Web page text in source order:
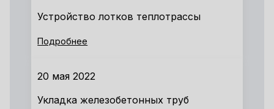
Устройство лотков теплотрассы
Подробнее
20 мая 2022
Укладка железобетонных труб